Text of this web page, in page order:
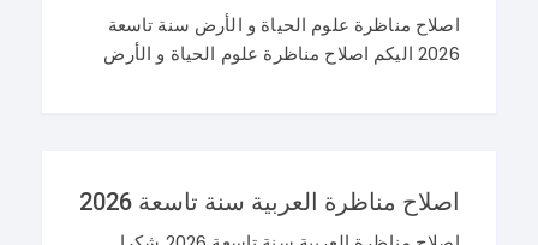
اصلاح مناظرة علوم الحياة و الأرض سنة تاسعة
2026 اليكم اصلاح مناظرة علوم الحياة و الأرض
اصلاح مناظرة العربية سنة تاسعة 2026